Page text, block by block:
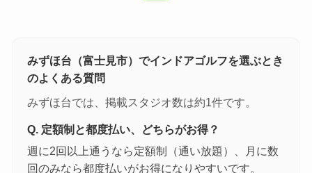
みずほ台（富士見市）でインドアゴルフを選ぶとき
のよくある質問
みずほ台では、掲載スタジオ数は約1件です。
Q. 定額制と都度払い、どちらがお得？
週に2回以上通うなら定額制（通い放題）、月に数
回のみなら都度払いがお得になりやすいです。